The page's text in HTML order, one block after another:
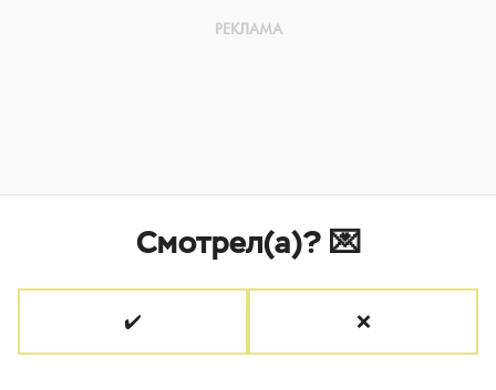
Смотрел(а)? 💌
✔️ ❌